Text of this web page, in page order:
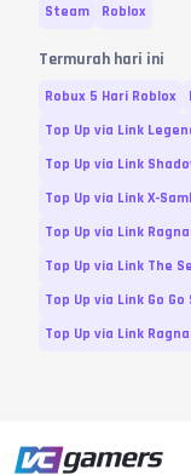
Steam
Roblox
Termurah hari ini
Robux 5 Hari Roblox
Top Up via Link
Top Up via Link
Top Up via Link X-
Top Up via Link
Top Up via Link The
Top Up via Link Go Go
Top Up via Link